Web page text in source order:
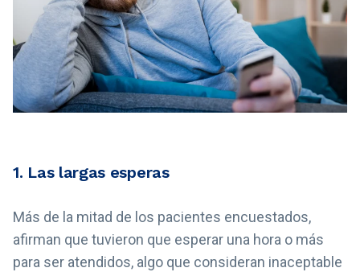
1. Las largas esperas
Más de la mitad de los pacientes encuestados,
afirman que tuvieron que esperar una hora o más
para ser atendidos, algo que consideran inaceptable